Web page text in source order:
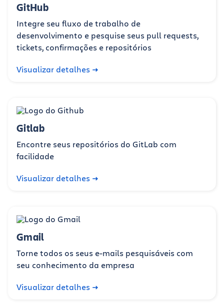
GitHub
Integre seu fluxo de trabalho de
desenvolvimento e pesquise seus pull requests,
tickets, confirmações e repositórios
Visualizar detalhes
Gitlab
Encontre seus repositórios do GitLab com
facilidade
Visualizar detalhes
Gmail
Torne todos os seus e-mails pesquisáveis com
seu conhecimento da empresa
Visualizar detalhes